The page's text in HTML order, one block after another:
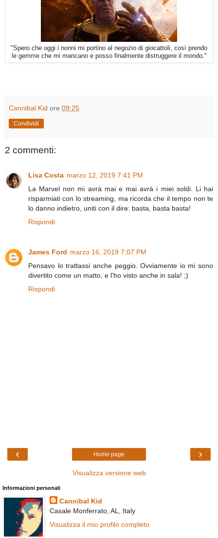
"Spero che oggi i nonni mi portino al negozio di giocattoli, così prendo
le gemme che mi mancano e posso finalmente distruggere il mondo."
Cannibal Kid ore 09:25
Condividi
2 commenti:
Lisa Costa marzo 12, 2019 7:41 PM
La Marvel non mi avrà mai e mai avrà i miei soldi. Li hai
risparmiati con lo streaming, ma ricorda che il tempo non te
lo danno indietro, uniti con il dire: basta, basta basta!
Rispondi
James Ford marzo 16, 2019 7:07 PM
Pensavo lo trattassi anche peggio. Ovviamente io mi sono
divertito come un matto, e l'ho visto anche in sala! ;)
Rispondi
‹ ›
Home page
Visualizza versione web
Informazioni personali
Cannibal Kid
Casale Monferrato, AL, Italy
Visualizza il mio profilo completo